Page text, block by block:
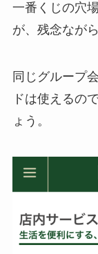
一番くじの穴
が、残念ながら
同じグループ
ドは使えるの
ょう。